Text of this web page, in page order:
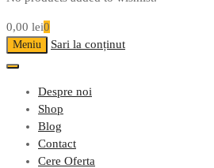
0,00 lei0
Meniu Sari la conținut
Despre noi
Shop
Blog
Contact
Cere Oferta